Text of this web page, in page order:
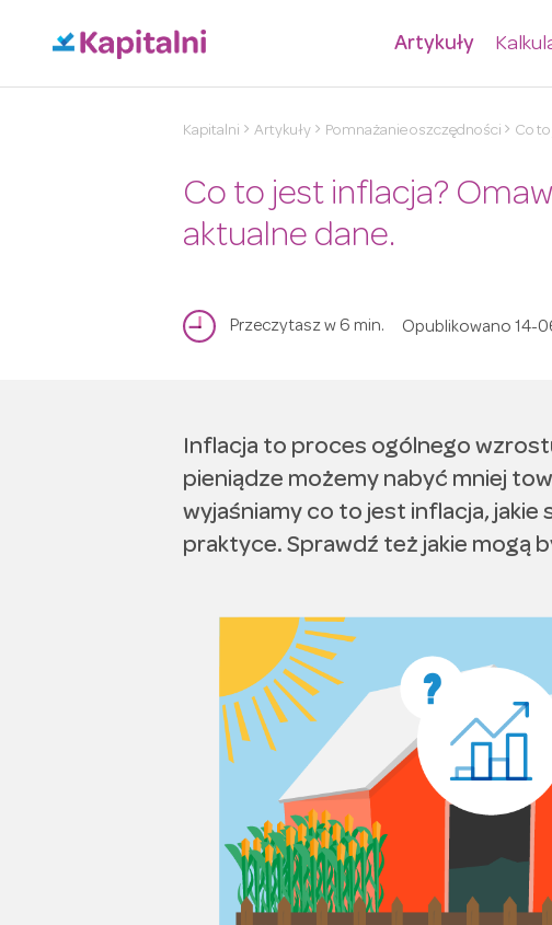
Artykuły
Kapitalni Artykuły Pomnażanie oszczędności Co
Co to jest inflacja?
aktualne dane.
Przeczytasz w 6 min. Opublikowano 14-
Inflacja to proces ogólnego
pieniądze możemy nabyć mniej
wyjaśniamy co to jest inflacja, jakie
praktyce. Sprawdź też jakie mogą